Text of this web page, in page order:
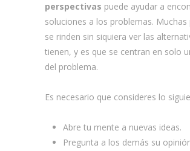
perspectivas puede ayudar a
soluciones a los problemas. Muchas
se rinden sin siquiera ver las
tienen, y es que se centran en solo
del problema.
Es necesario que consideres lo
Abre tu mente a nuevas ideas.
Pregunta a los demás su